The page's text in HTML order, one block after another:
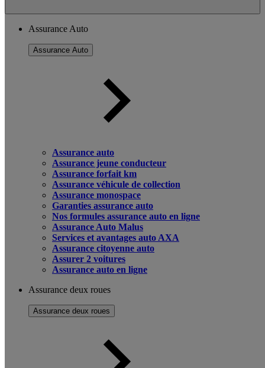
Assurance Auto
Assurance Auto
Assurance auto
Assurance jeune conducteur
Assurance forfait km
Assurance véhicule de collection
Assurance monospace
Garanties assurance auto
Nos formules assurance auto en ligne
Assurance Auto Malus
Services et avantages auto AXA
Assurance citoyenne auto
Assurer 2 voitures
Assurance auto en ligne
Assurance deux roues
Assurance deux roues